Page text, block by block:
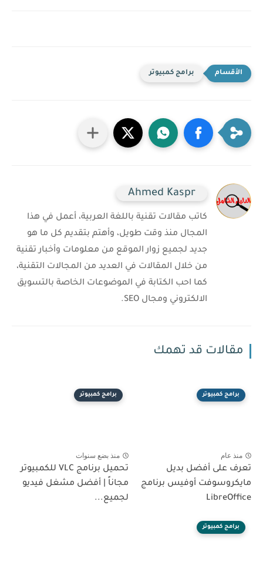
برامج كمبيوتر
Ahmed Kaspr
كاتب مقالات تقنية باللغة العربية، أعمل في هذا
المجال منذ وقت طويل، وأهتم بتقديم كل ما هو
جديد لجميع زوار الموقع من معلومات وأخبار تقنية
من خلال المقالات في العديد من المجالات التقنية،
كما احب الكتابة في الموضوعات الخاصة بالتسويق
الالكتروني ومجال SEO.
مقالات قد تهمك
برامج كمبيوتر
منذ عام
تعرف على أفضل بديل
مايكروسوفت أوفيس برنامج
LibreOffice
برامج كمبيوتر
منذ بضع سنوات
تحميل برنامج VLC للكمبيوتر
مجاناً | أفضل مشغل فيديو
لجميع...
برامج كمبيوتر